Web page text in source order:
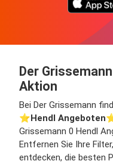
Der
Aktion
Bei Der Grissemann
⭐️Hendl Angeboten
Grissemann 0 Hendl
Entfernen Sie Ihre
entdecken, die besten